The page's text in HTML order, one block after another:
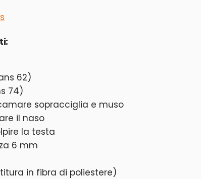
62)
74)
sopracciglia e muso
il naso
la testa
6 mm
in fibra di poliestere)